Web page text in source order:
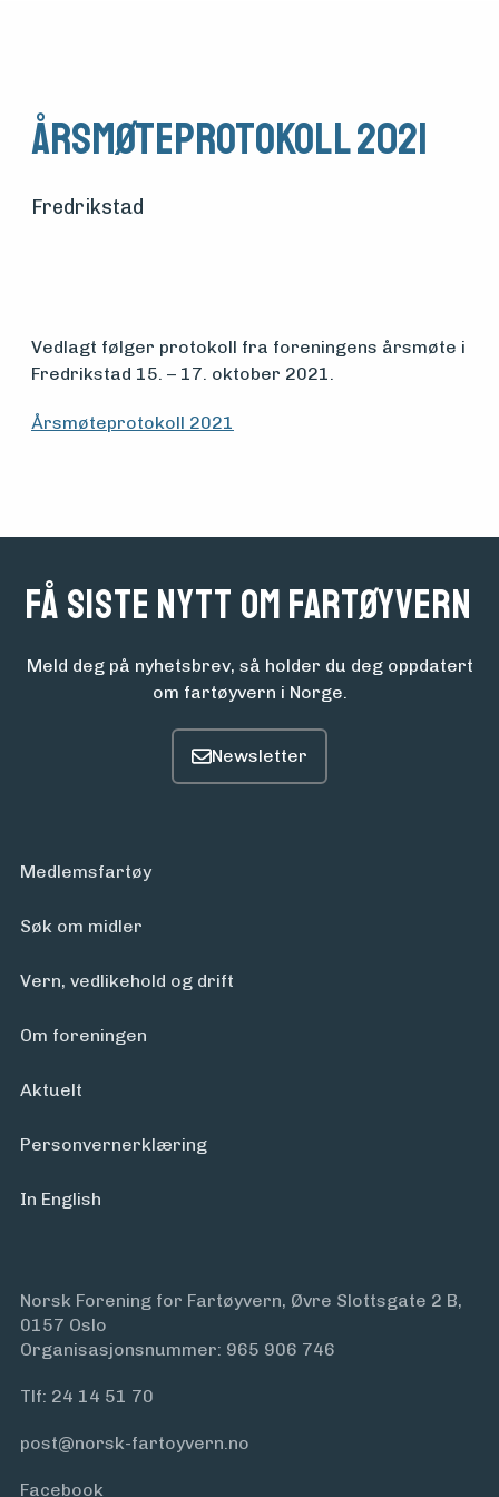
Medlemsfartøy
midler
Vern,
vedlikehold
Aktuelt
Årsmøteprotokoll 2021
Fredrikstad
Vedlagt følger protokoll fra foreningens årsmøte i
Fredrikstad 15. – 17. oktober 2021.
Årsmøteprotokoll 2021
Få siste nytt om fartøyvern
Meld deg på nyhetsbrev, så holder du deg oppdatert
om fartøyvern i Norge.
Medlemsfartøy
Søk om midler
Vern, vedlikehold og drift
Om foreningen
Aktuelt
Personvern­erklæring
In English
Norsk Forening for Fartøyvern, Øvre Slottsgate 2 B,
0157 Oslo
Organisasjonsnummer: 965 906 746
Tlf: 24 14 51 70
post@norsk-fartoyvern.no
Facebook